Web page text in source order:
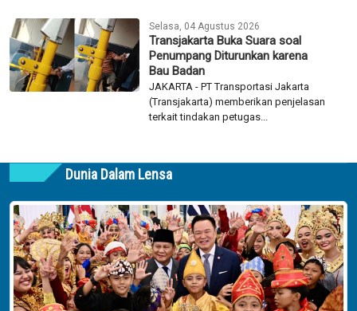
Selasa, 04 Agustus 2026
Transjakarta Buka Suara soal
Penumpang Diturunkan karena
Bau Badan
JAKARTA - PT Transportasi Jakarta
(Transjakarta) memberikan penjelasan
terkait tindakan petugas...
Dunia Dalam Lensa